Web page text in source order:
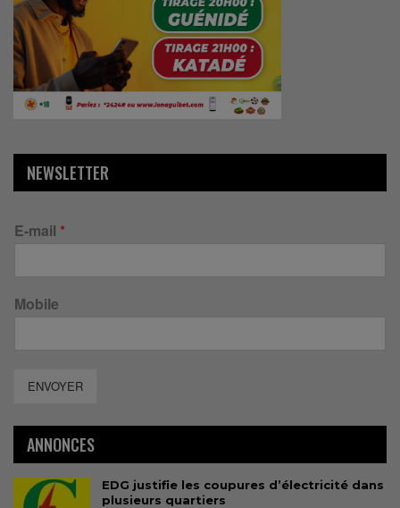
NEWSLETTER
E-mail *
Mobile
ENVOYER
ANNONCES
EDG justifie les coupures d’électricité dans
plusieurs quartiers